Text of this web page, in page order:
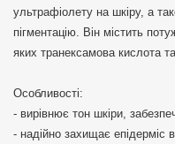
ультрафіолету на шкіру, а
пігментацію. Він містить
яких транексамова кислота
Особливості:
- вирівнює тон шкіри,
- надійно захищає епідерміс